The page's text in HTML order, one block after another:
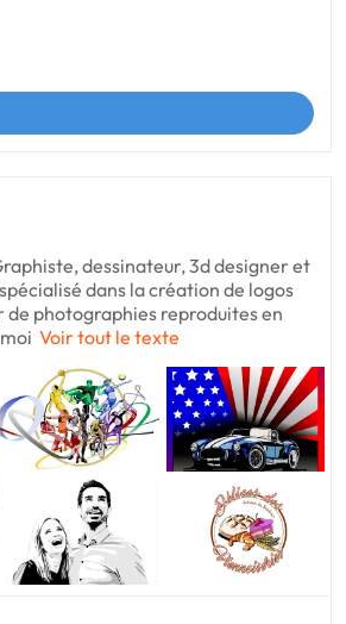
dessinateur, 3d designer et
dans la création de logos
photographies reproduites en
Voir tout le texte